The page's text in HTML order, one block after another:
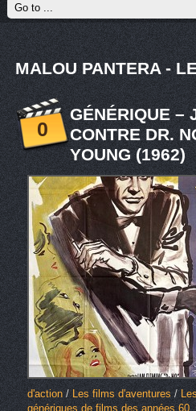
MALOU PANTERA -
0
GÉNÉRIQUE –
CONTRE DR.
YOUNG (1962)
d'action/ Les films d'aventures /
génériques de films des années 60